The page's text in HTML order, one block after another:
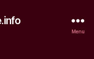
Menu